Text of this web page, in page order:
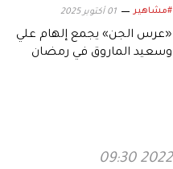
#مشاهير 01 أكتوبر 2025
«عرس الجن» يجمع إلهام علي
وسعيد الماروق في رمضان